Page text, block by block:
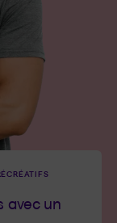
avec un